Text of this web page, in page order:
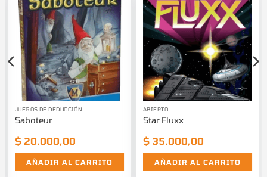
JUEGOS DE DEDUCCIÓN
Saboteur
$20.000,00
AÑADIR AL CARRITO
ABIERTO
Star Fluxx
$ 35.000,00
AÑADIR AL CARRITO